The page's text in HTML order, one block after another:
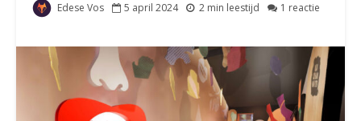
Edese Vos 5 april 2024 2 min leestijd 1 reactie